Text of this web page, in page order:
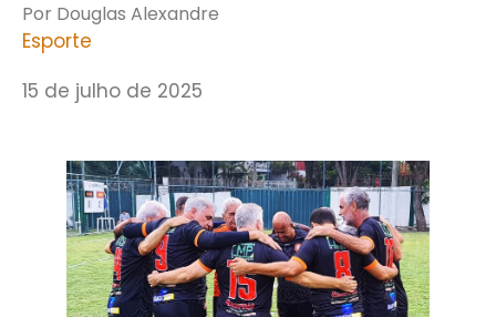
Por Douglas Alexandre
Esporte
15 de julho de 2025